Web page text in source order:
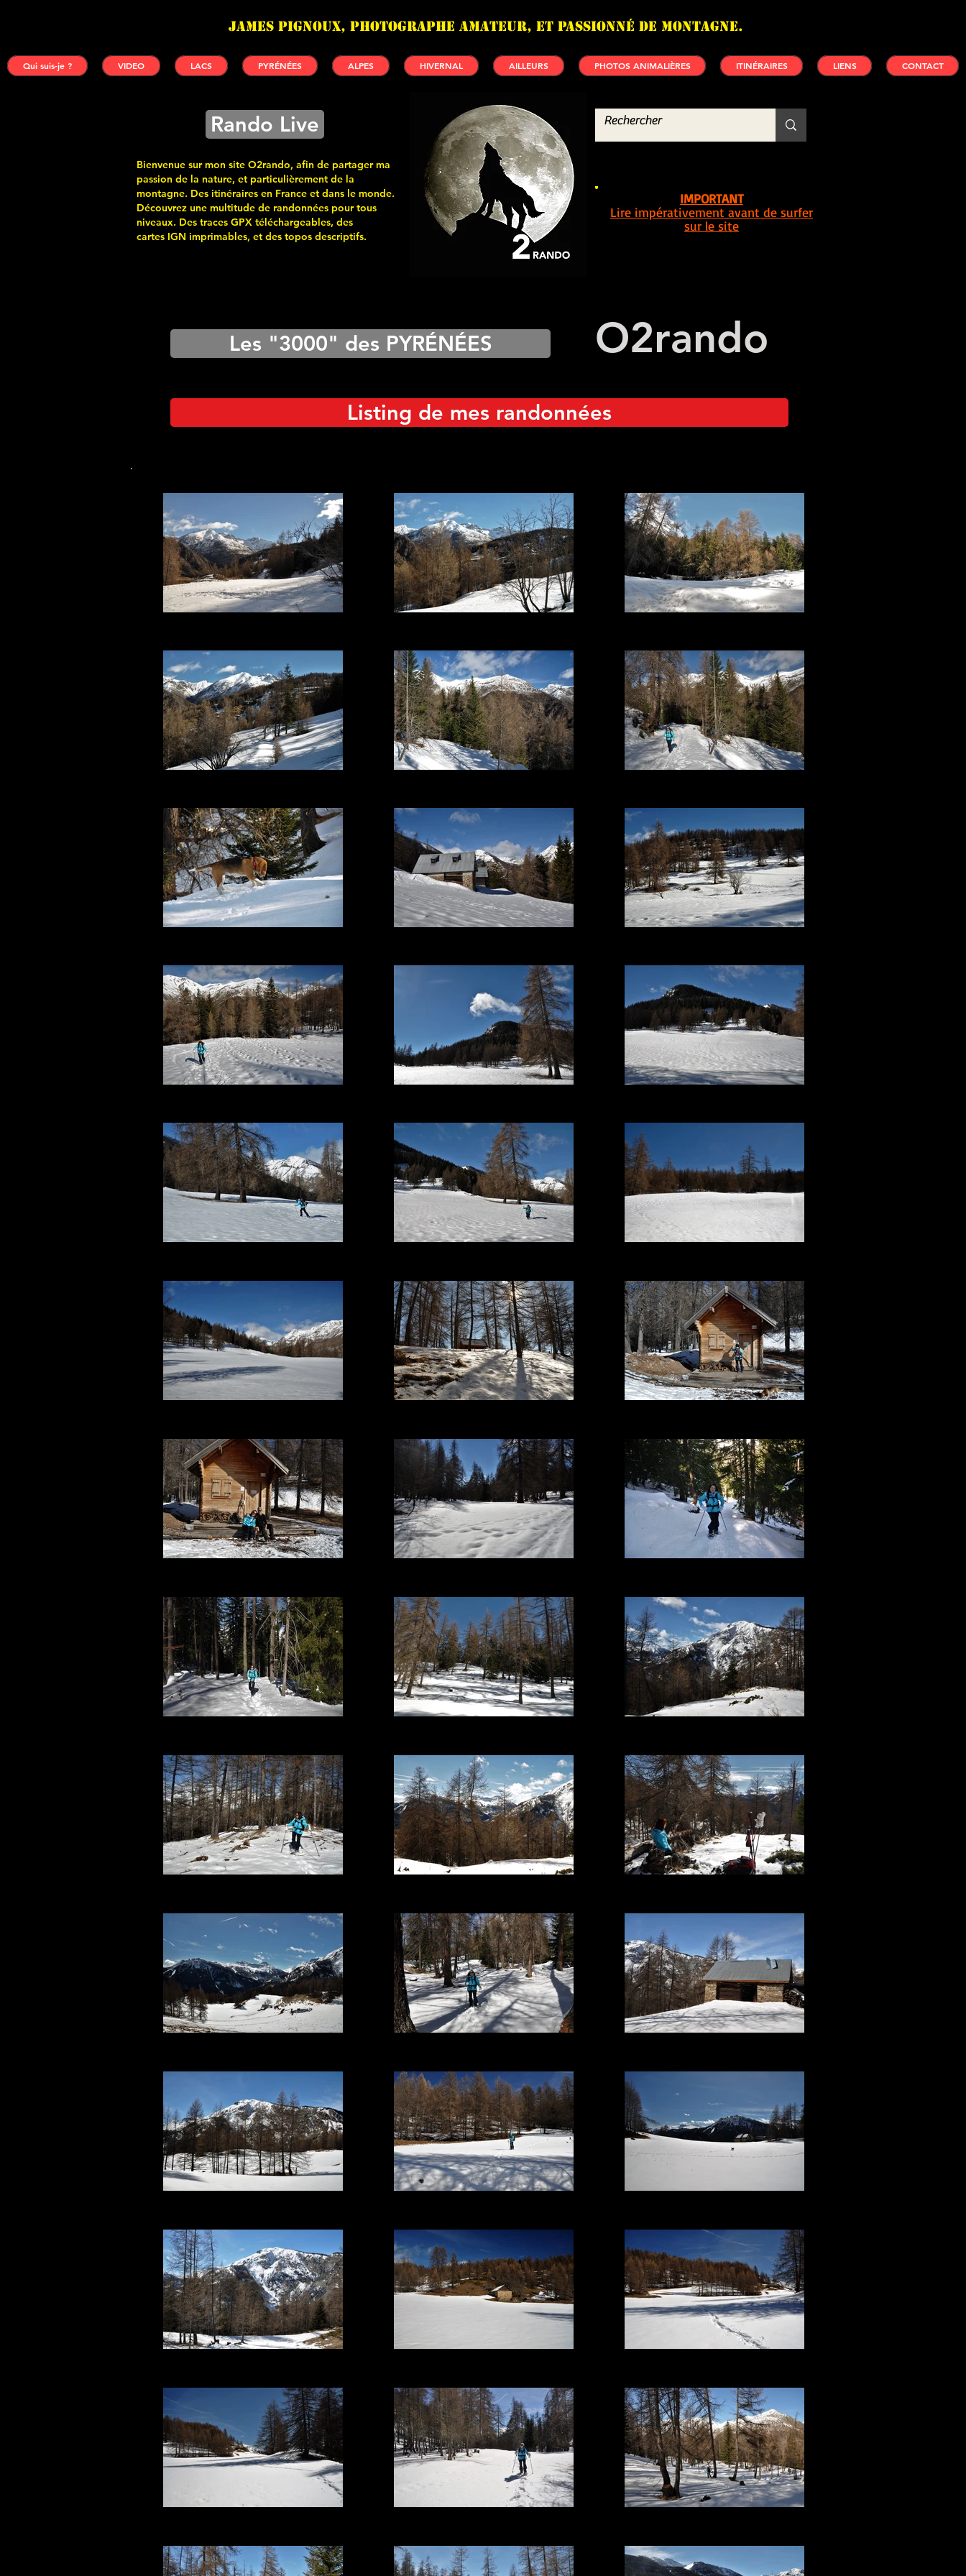
James PIGNOUX, photographe amateur, et passionné de montagne.
Qui suis-je ? VIDEO LACS PYRÉNÉES ALPES HIVERNAL AILLEURS PHOTOS ANIMALIÈRES ITINÉRAIRES LIENS CONTACT
Rando Live
Bienvenue sur mon site O2rando, afin de partager ma
passion de la nature, et particulièrement de la
montagne. Des itinéraires en France et dans le monde.
Découvrez une multitude de randonnées pour tous
niveaux. Des traces GPX téléchargeables, des
cartes IGN imprimables, et des topos descriptifs.
IMPORTANT
Lire impérativement avant de surfer
sur le site
Les "3000" des PYRÉNÉES O2rando
Listing de mes randonnées